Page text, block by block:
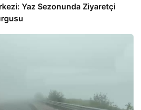
Yaz Sezonunda Ziyaretçi